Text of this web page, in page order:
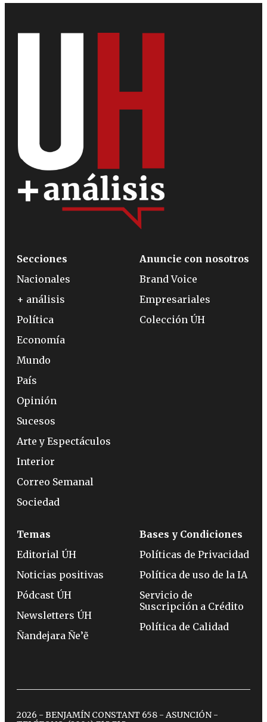
Secciones
Nacionales
+ análisis
Política
Economía
Mundo
País
Opinión
Sucesos
Arte y Espectáculos
Interior
Correo Semanal
Sociedad
Anuncie con nosotros
Brand Voice
Empresariales
Colección ÚH
Temas
Editorial ÚH
Noticias positivas
Pódcast ÚH
Newsletters ÚH
Ñandejara Ñe’ẽ
Bases y Condiciones
Políticas de Privacidad
Política de uso de la IA
Servicio de
Suscripción a Crédito
Política de Calidad
2026 - BENJAMÍN CONSTANT 658 - ASUNCIÓN -